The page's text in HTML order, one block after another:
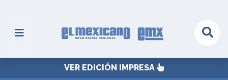
VER EDICIÓN IMPRESA